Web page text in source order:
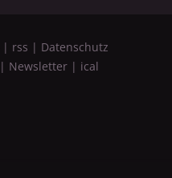
| rss | Datenschutz
| Newsletter | ical